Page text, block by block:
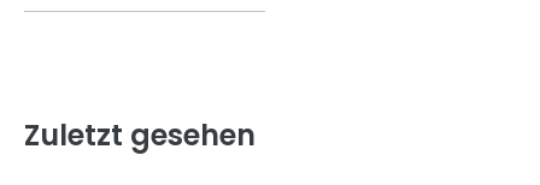
Zuletzt gesehen